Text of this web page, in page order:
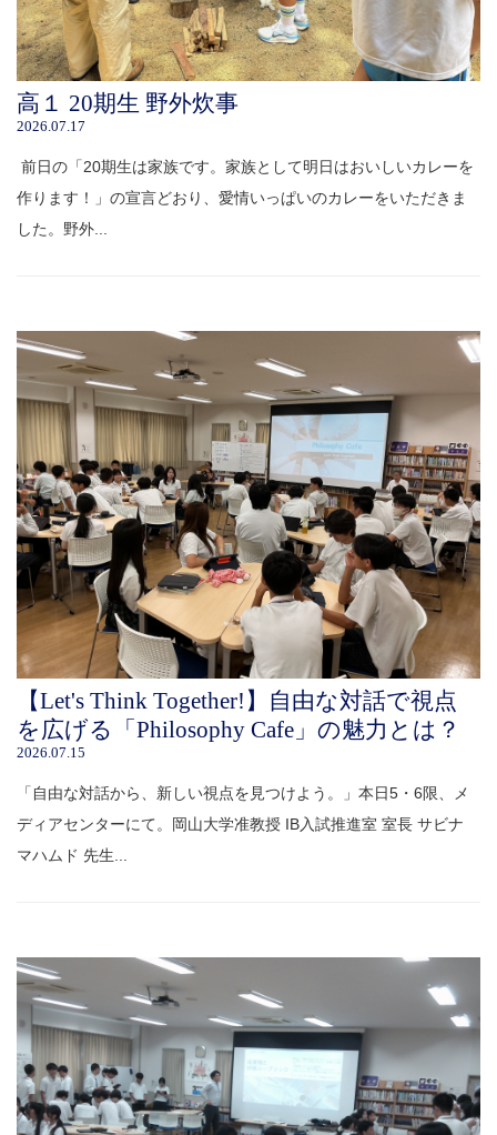
高１ 20期生 野外炊事
2026.07.17
前日の「20期生は家族です。家族として明日はおいしいカレーを
作ります！」の宣言どおり、愛情いっぱいのカレーをいただきま
した。野外...
【Let's Think Together!】自由な対話で視点
を広げる「Philosophy Cafe」の魅力とは？
2026.07.15
「自由な対話から、新しい視点を見つけよう。」本日5・6限、メ
ディアセンターにて。岡山大学准教授 IB入試推進室 室長 サビナ
マハムド 先生...